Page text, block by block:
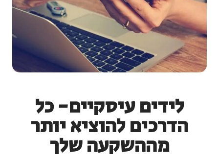
לידים עיסקיים- כל
הדרכים להוציא יותר
מההשקעה שלך